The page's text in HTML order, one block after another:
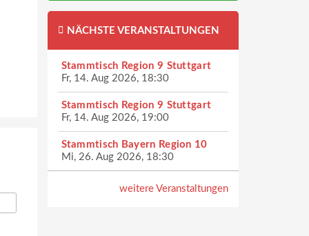
NÄCHSTE VERANSTALTUNGEN
Stammtisch Region 9 Stuttgart
Fr, 14. Aug 2026, 18:30
Stammtisch Region 9 Stuttgart
Fr, 14. Aug 2026, 19:00
Stammtisch Bayern Region 10
Mi, 26. Aug 2026, 18:30
weitere Veranstaltungen